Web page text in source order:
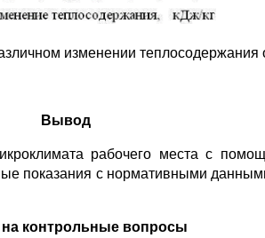
изменении теплосодержания
Вывод
рабочего места с
показания с нормативными
контрольные вопросы